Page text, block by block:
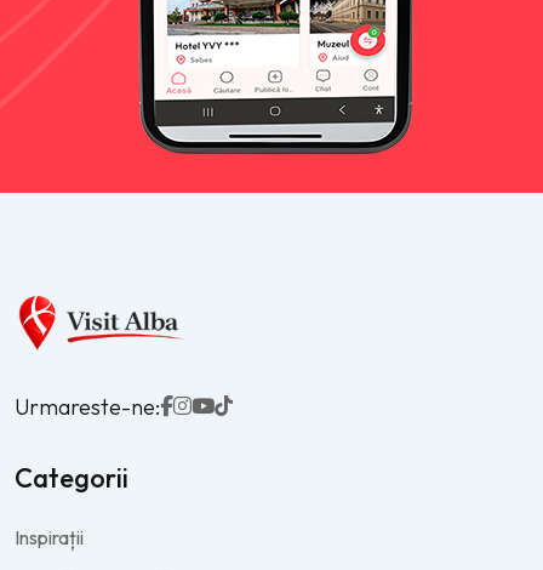
Urmareste-ne:
Categorii
Inspirații